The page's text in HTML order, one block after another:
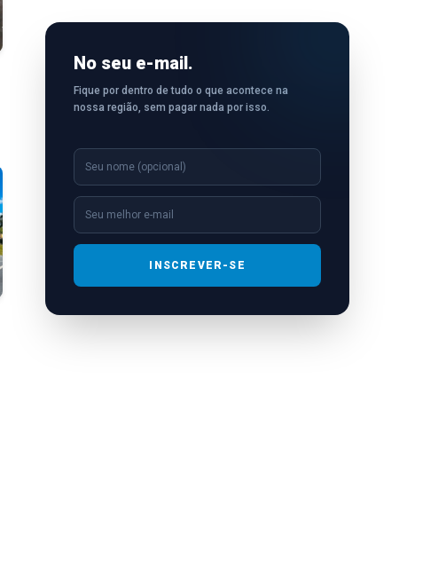
No seu e-mail.
Fique por dentro de tudo o que acontece na
nossa região, sem pagar nada por isso.
INSCREVER-SE